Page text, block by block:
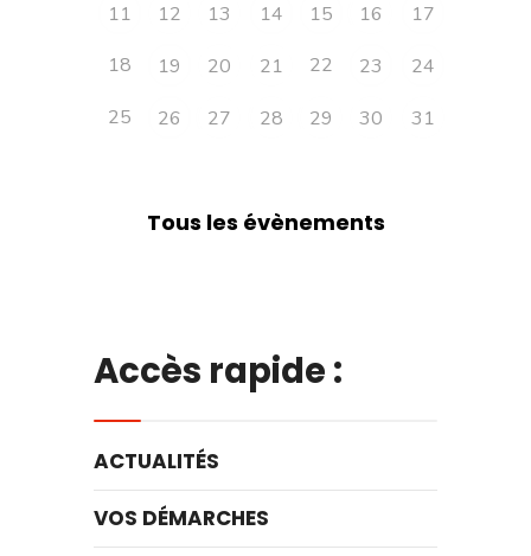
11
12 13 14 15 16
17
18
19 20 21 22 23
24
25
26 27 28 29 30 31
Tous les évènements
Accès rapide :
ACTUALITÉS
VOS DÉMARCHES